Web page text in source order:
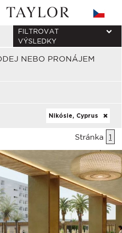
NEBO PRONÁJEM
FILTROVAT
VÝSLEDKY
Nikósie, Cyprus
Stránka 1